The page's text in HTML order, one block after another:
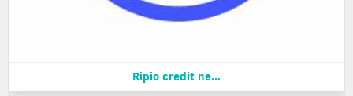
Ripio credit ne...